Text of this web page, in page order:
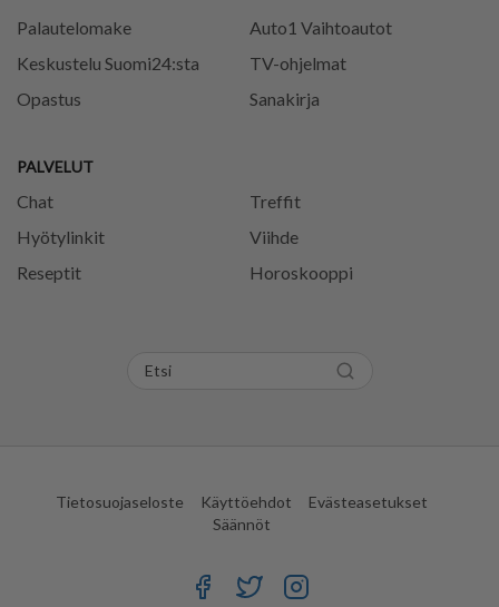
Palautelomake
Keskustelu Suomi24:sta
Opastus
PALVELUT
Chat
Treffit
Hyötylinkit
Viihde
Reseptit
Horoskooppi
Auto1 Vaihtoautot
TV-ohjelmat
Sanakirja
Tietosuojaseloste Käyttöehdot
Evästeasetukset
Säännöt